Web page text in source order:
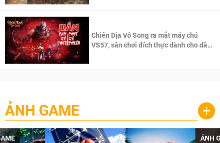
Chiến Địa Vô Song ra mắt máy chủ
VS57, sân chơi đích thực dành cho dân
ẢNH GAME +
ẢNH GAME